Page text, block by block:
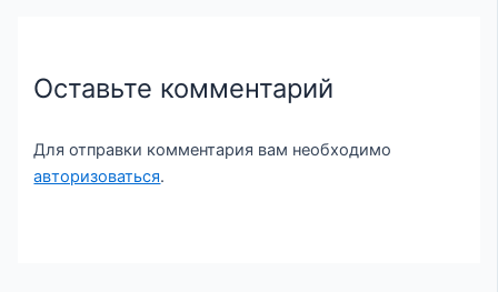
Оставьте комментарий
Для отправки комментария вам необходимо
авторизоваться.